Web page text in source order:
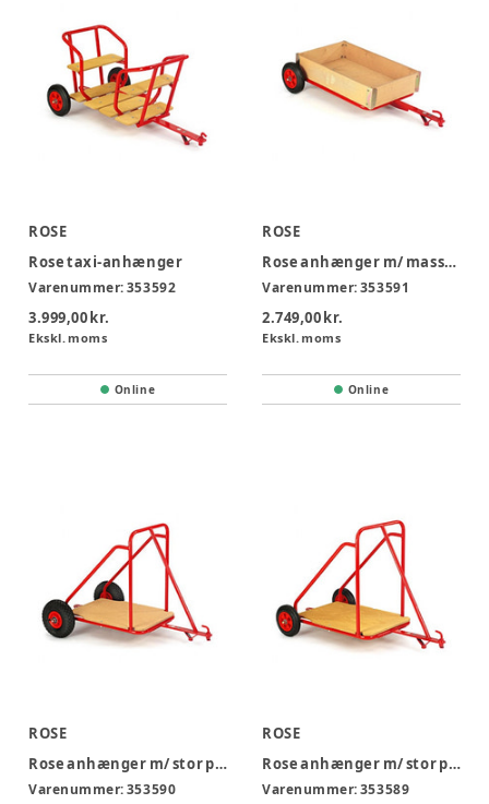
ROSE
Rose taxi-anhænger
Varenummer:353592
3.999,00 kr.
Ekskl. moms
Online
ROSE
Rose anhænger m/ massive hjul
Varenummer:353591
2.749,00 kr.
Ekskl. moms
Online
ROSE
Rose anhænger m/ stor platform
Varenummer:353590
ROSE
Rose anhænger m/ stor platform
Varenummer:353589